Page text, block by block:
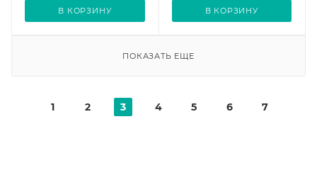
В КОРЗИНУ В КОРЗИНУ
ПОКАЗАТЬ ЕЩЕ
1 2 3 4 5 6 7